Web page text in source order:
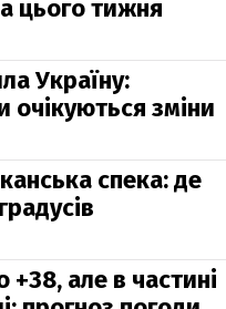
цього тижня
Україну:
очікуються зміни
спека: де
+38, але в частині